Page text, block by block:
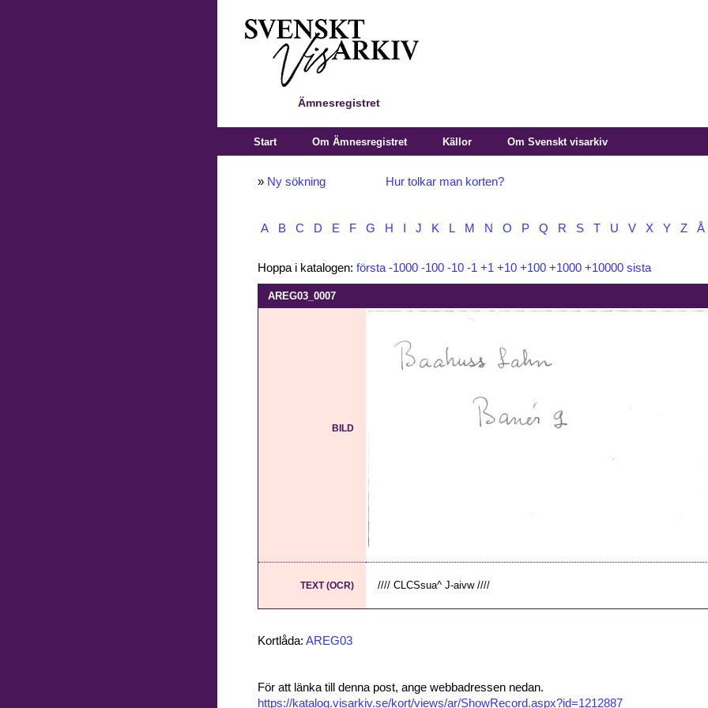
Ämnesregistret
Start Om Ämnesregistret Källor Om Svenskt visarkiv
» Ny sökning Hur tolkar man korten?
A B C D E F G H J K L M N O P Q R S T U V X Y Z Å
Hoppa i katalogen: första -1000 -100 -10 -1 +1 +10 +100 +1000 +10000 sista
AREG03_0007
BILD
TEXT (OCR) //// CLCSsua^ J-aivw ////
Kortlåda: AREG03
För att länka till denna post, ange webbadressen nedan.
https://katalog.visarkiv.se/kort/views/ar/ShowRecord.aspx?id=1212887